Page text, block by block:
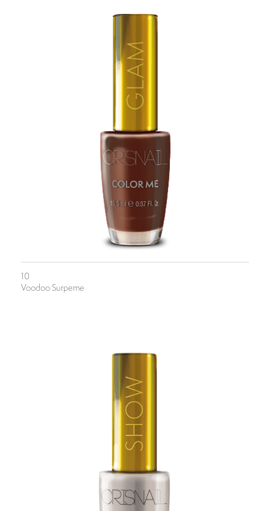
10
Voodoo Surpeme